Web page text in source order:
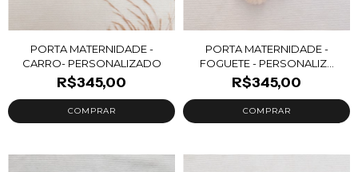
PORTA MATERNIDADE -
CARRO- PERSONALIZADO
R$345,00
PORTA MATERNIDADE -
FOGUETE - PERSONALIZ...
R$345,00